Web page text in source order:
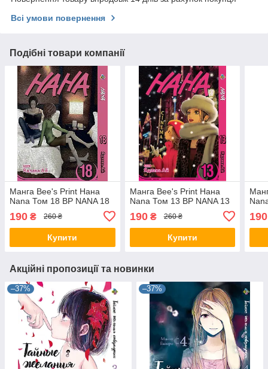
Всі умови повернення
Подібні товари компанії
Манга Bee's Print Нана
Nana Том 18 BP NANA 18
190 ₴ 260 ₴
Купити
Манга Bee's Print Нана
Nana Том 13 BP NANA 13
190₴ 260 ₴
Купити
190
Акційні пропозиції та новинки
–37% –37%